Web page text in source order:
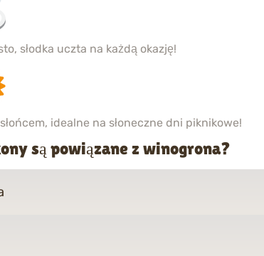
słodka uczta na każdą okazję!
idealne na słoneczne dni piknikowe!
są powiązane z winogrona?